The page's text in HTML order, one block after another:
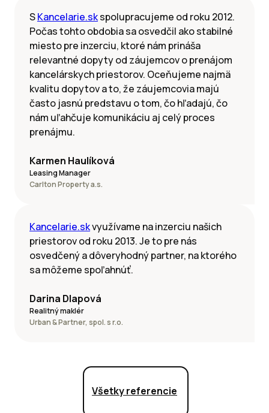
SKancelarie.skspolupracujeme od roku 2012.
Počas tohto obdobia sa osvedčil ako stabilné
miesto pre inzerciu, ktoré nám prináša
relevantné dopyty od záujemcov o prenájom
kancelárskych priestorov. Oceňujeme najmä
kvalitu dopytov a to, že záujemcovia majú
často jasnú predstavu o tom, čo hľadajú, čo
nám uľahčuje komunikáciu aj celý proces
prenájmu.
Karmen Haulíková
Leasing Manager
Carlton Property a.s.
Kancelarie.skvyužívame na inzerciu našich
priestorov od roku 2013. Je to pre nás
osvedčený a dôveryhodný partner, na ktorého
sa môžeme spoľahnúť.
Darina Dlapová
Realitný maklér
Urban & Partner, spol. s r.o.
Všetky referencie